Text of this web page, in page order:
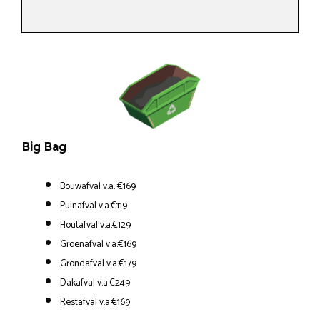
Big Bag
Bouwafval v.a. €169
Puinafval v.a.€119
Houtafval v.a.€129
Groenafval v.a.€169
Grondafval v.a.€179
Dakafval v.a.€249
Restafval v.a.€169